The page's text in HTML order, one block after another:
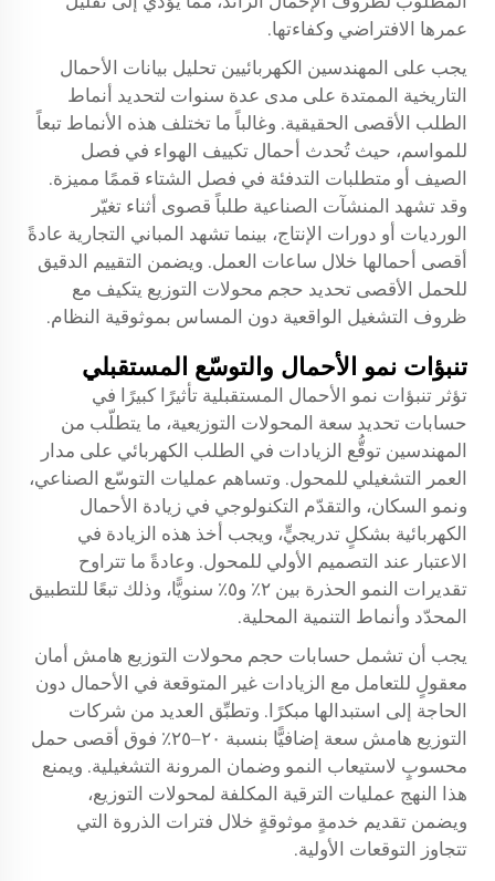
عمرها الافتراضي وكفاءتها.
يجب على المهندسين الكهربائيين تحليل بيانات الأحمال
التاريخية الممتدة على مدى عدة سنوات لتحديد أنماط
الطلب الأقصى الحقيقية. وغالباً ما تختلف هذه الأنماط تبعاً
للمواسم، حيث تُحدث أحمال تكييف الهواء في فصل
الصيف أو متطلبات التدفئة في فصل الشتاء قممًا مميزة.
وقد تشهد المنشآت الصناعية طلباً قصوى أثناء تغيّر
الورديات أو دورات الإنتاج، بينما تشهد المباني التجارية عادةً
أقصى أحمالها خلال ساعات العمل. ويضمن التقييم الدقيق
للحمل الأقصى تحديد حجم محولات التوزيع يتكيف مع
ظروف التشغيل الواقعية دون المساس بموثوقية النظام.
تنبؤات نمو الأحمال والتوسّع المستقبلي
تؤثر تنبؤات نمو الأحمال المستقبلية تأثيرًا كبيرًا في
حسابات تحديد سعة المحولات التوزيعية، ما يتطلّب من
المهندسين توقُّع الزيادات في الطلب الكهربائي على مدار
العمر التشغيلي للمحول. وتساهم عمليات التوسّع الصناعي،
ونمو السكان، والتقدّم التكنولوجي في زيادة الأحمال
الكهربائية بشكلٍ تدريجيٍّ، ويجب أخذ هذه الزيادة في
الاعتبار عند التصميم الأولي للمحول. وعادةً ما تتراوح
تقديرات النمو الحذرة بين ٢٪ و٥٪ سنويًّا، وذلك تبعًا للتطبيق
المحدّد وأنماط التنمية المحلية.
يجب أن تشمل حسابات حجم محولات التوزيع هامش أمان
معقولٍ للتعامل مع الزيادات غير المتوقعة في الأحمال دون
الحاجة إلى استبدالها مبكرًا. وتطبِّق العديد من شركات
التوزيع هامش سعة إضافيًّا بنسبة ٢٠–٢٥٪ فوق أقصى حمل
محسوبٍ لاستيعاب النمو وضمان المرونة التشغيلية. ويمنع
هذا النهج عمليات الترقية المكلفة لمحولات التوزيع،
ويضمن تقديم خدمةٍ موثوقةٍ خلال فترات الذروة التي
تتجاوز التوقعات الأولية.